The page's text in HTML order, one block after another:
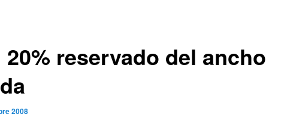
20% reservado del ancho
2008